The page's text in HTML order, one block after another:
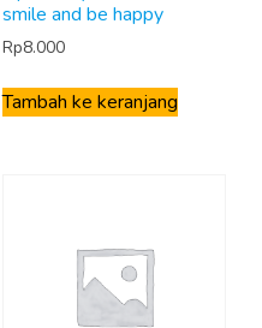
smile and be happy
Rp8.000
Tambah ke keranjang